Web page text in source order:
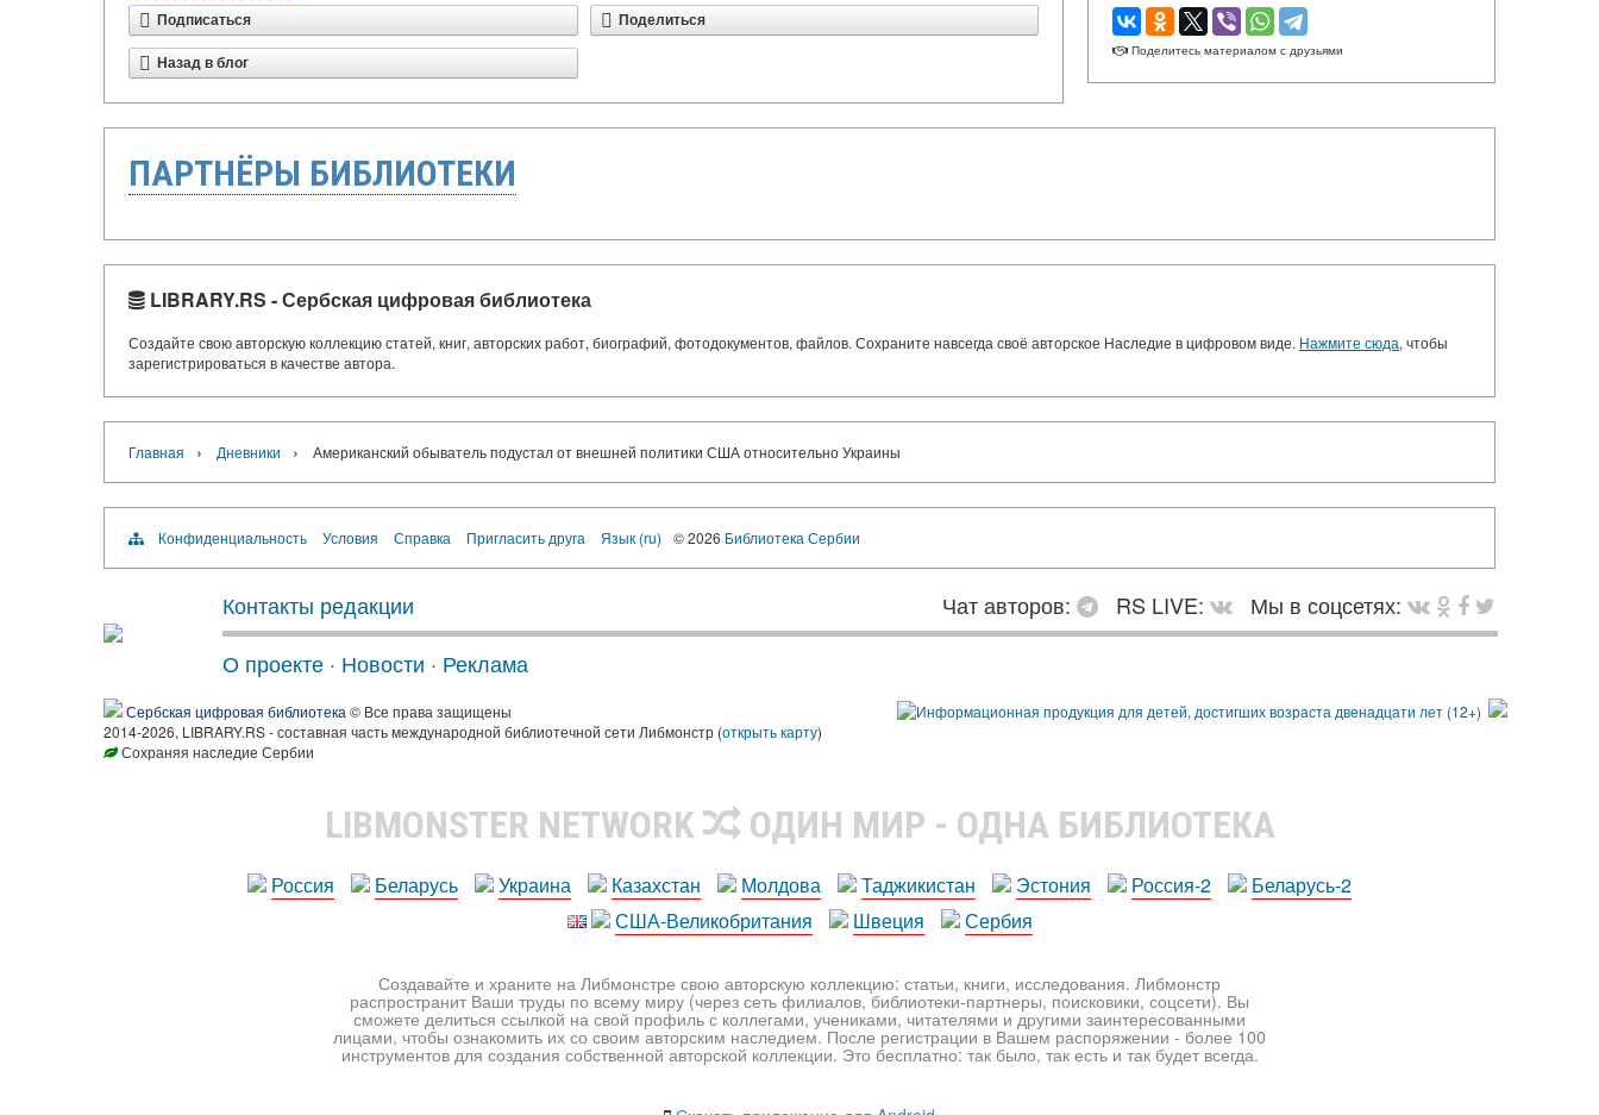
Подписаться Поделиться
Назад в блог
Поделитесь материалом с друзьями
ПАРТНЁРЫ БИБЛИОТЕКИ
LIBRARY.RS - Сербская цифровая библиотека
Создайте свою авторскую коллекцию статей, книг, авторских работ, биографий, фотодокументов, файлов. Сохраните навсегда своё авторское Наследие в цифровом виде. Нажмите сюда, чтобы
зарегистрироваться в качестве автора.
Главная › Дневники › Американский обыватель подустал от внешней политики США относительно Украины
Конфиденциальность Условия Справка Пригласить друга Язык (ru) © 2026 Библиотека Сербии
Контакты редакции Чат авторов: RS LIVE:
Мы в соцсетях:
О проекте · Новости · Реклама
Сербская цифровая библиотека © Все права защищены
2014-2026, LIBRARY.RS - составная часть международной библиотечной сети Либмонстр (открыть карту)
Сохраняя наследие Сербии
LIBMONSTER NETWORK ОДИН МИР - ОДНА БИБЛИОТЕКА
Россия Беларусь Украина Казахстан Молдова Таджикистан Эстония Россия-2
Беларусь-2
США-Великобритания
Швеция Сербия
Создавайте и храните на Либмонстре свою авторскую коллекцию: статьи, книги, исследования. Либмонстр
распространит Ваши труды по всему миру (через сеть филиалов, библиотеки-партнеры, поисковики, соцсети). Вы
сможете делиться ссылкой на свой профиль с коллегами, учениками, читателями и другими заинтересованными
лицами, чтобы ознакомить их со своим авторским наследием. После регистрации в Вашем распоряжении - более 100
инструментов для создания собственной авторской коллекции. Это бесплатно: так было, так есть и так будет всегда.